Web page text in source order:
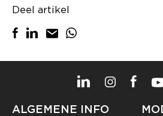
Deel artikel
ALGEMENE INFO